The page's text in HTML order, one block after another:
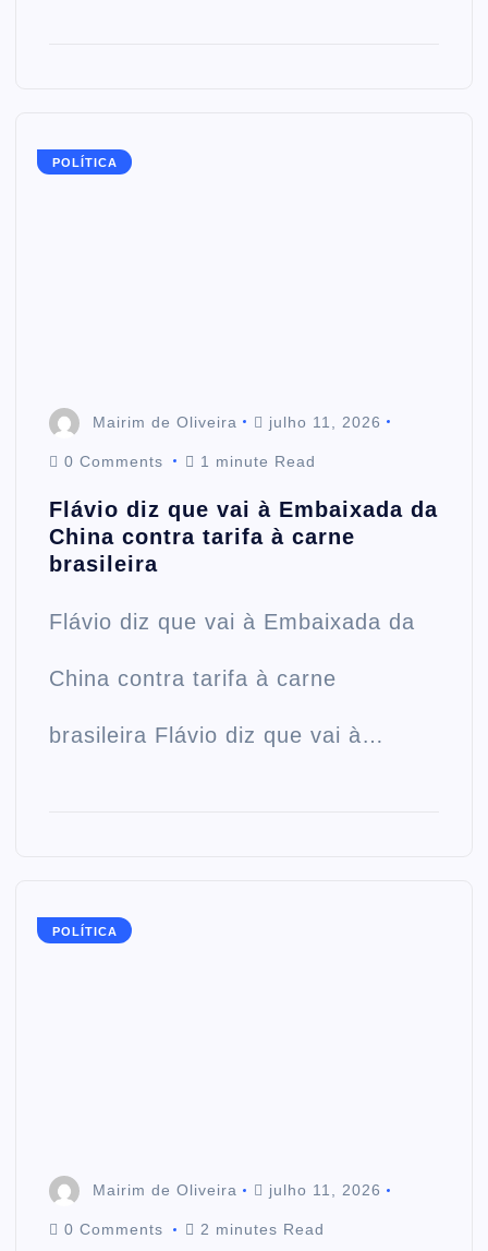
POLÍTICA
Mairim de Oliveira julho 11, 2026
0 Comments 1 minute Read
Flávio diz que vai à Embaixada da
China contra tarifa à carne
brasileira
Flávio diz que vai à Embaixada da
China contra tarifa à carne
brasileira Flávio diz que vai à…
POLÍTICA
Mairim de Oliveira julho 11, 2026
0 Comments 2 minutes Read